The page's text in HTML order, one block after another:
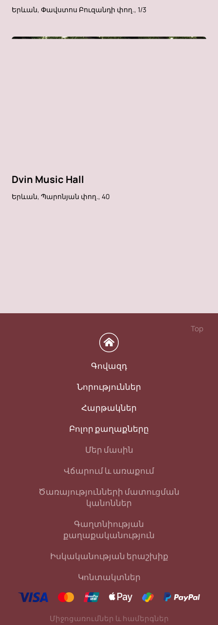
Երևան, Փավստոս Բուզանդի փող., 1/3
Dvin Music Hall
Երևան, Պարոնյան փող., 40
Top
Գովազդ
Նորություններ
Հարթակներ
Բոլոր քաղաքները
Մեր մասին
Վճարում և առաքում
Ծառայությունների մատուցման
կանոններ
Գաղտնիության
քաղաքականություն
Իսկականության երաշխիք
Կոնտակտներ
Միջոցառումներ և համերգներ